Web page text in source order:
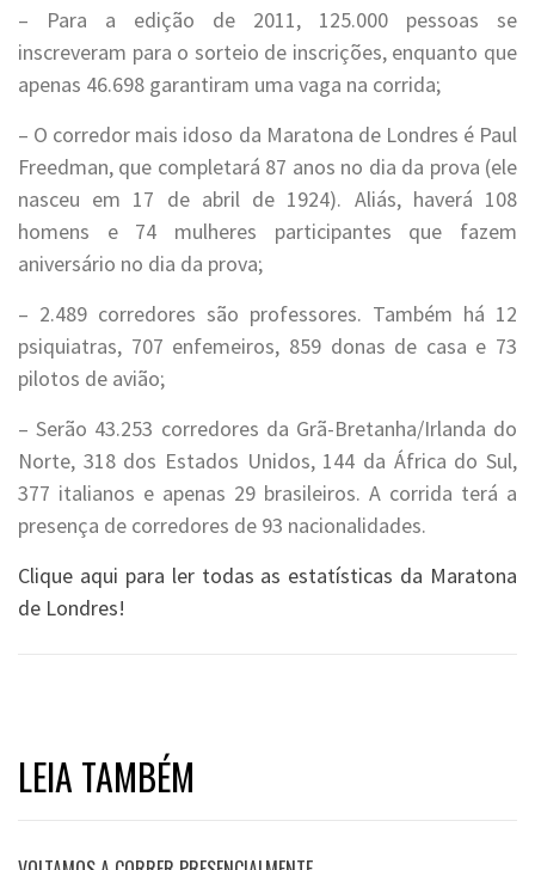
– Para a edição de 2011, 125.000 pessoas se
inscreveram para o sorteio de inscrições, enquanto que
apenas 46.698 garantiram uma vaga na corrida;
– O corredor mais idoso da Maratona de Londres é Paul
Freedman, que completará 87 anos no dia da prova (ele
nasceu em 17 de abril de 1924). Aliás, haverá 108
homens e 74 mulheres participantes que fazem
aniversário no dia da prova;
– 2.489 corredores são professores. Também há 12
psiquiatras, 707 enfemeiros, 859 donas de casa e 73
pilotos de avião;
– Serão 43.253 corredores da Grã-Bretanha/Irlanda do
Norte, 318 dos Estados Unidos, 144 da África do Sul,
377 italianos e apenas 29 brasileiros. A corrida terá a
presença de corredores de 93 nacionalidades.
Clique aqui para ler todas as estatísticas da Maratona
de Londres!
LEIA TAMBÉM